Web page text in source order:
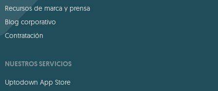
Recursos de marca y prensa
Blog corporativo
Contratación
NUESTROS SERVICIOS
Uptodown App Store